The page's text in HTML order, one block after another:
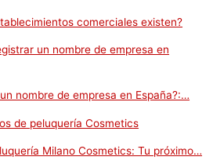
comerciales existen?
nombre de empresa en España?:…
Milano Cosmetics: Tu próximo…